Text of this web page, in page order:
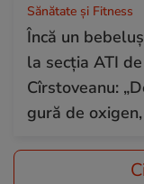
Sănătate și Fitness
Încă un
la secția ATI
Cîrstoveanu:
gură de